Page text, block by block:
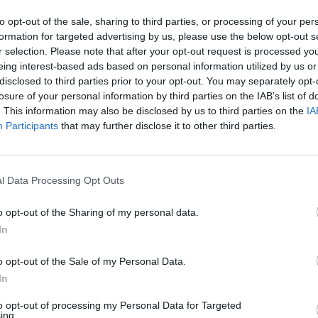
opt-out of the sale, sharing to third parties, or processing of your
for targeted advertising by us, please use the below opt-out
selection. Please note that after your opt-out request is processed
interest-based ads based on personal information utilized by us
to third parties prior to your opt-out. You may separately
of your personal information by third parties on the IAB’s list of
This information may also be disclosed by us to third parties on the
Participants that may further disclose it to other third parties.
Data Processing Opt Outs
opt-out of the Sharing of my personal data.
opt-out of the Sale of my Personal Data.
opt-out of processing my Personal Data for Targeted
di candidatura alle europee?
perdere i rumors — ha risposto — I
Cgil hanno una scadenza di mandato,
alla fine, ma poi uscirò: è evidente».
Cgil è poi intervenuto sulla perduta
con Cisl e Uil, «arroccandosi» sulle
«Non tocca a me fare il primo passo,
Epifani non ha infatti digerito il vertice
rapporti di fiducia. Noi lavoriamo per
ci vogliono tre convergenze, per
bastano una o due». Pronta la risposta di
l'ha sempre fatto in vita sua e lo farà
ma al primo passo della Cisl deve
rivolto un appello affinché «si
Rudy Giuliani a Come States?
Trump, Meloni e la strategia